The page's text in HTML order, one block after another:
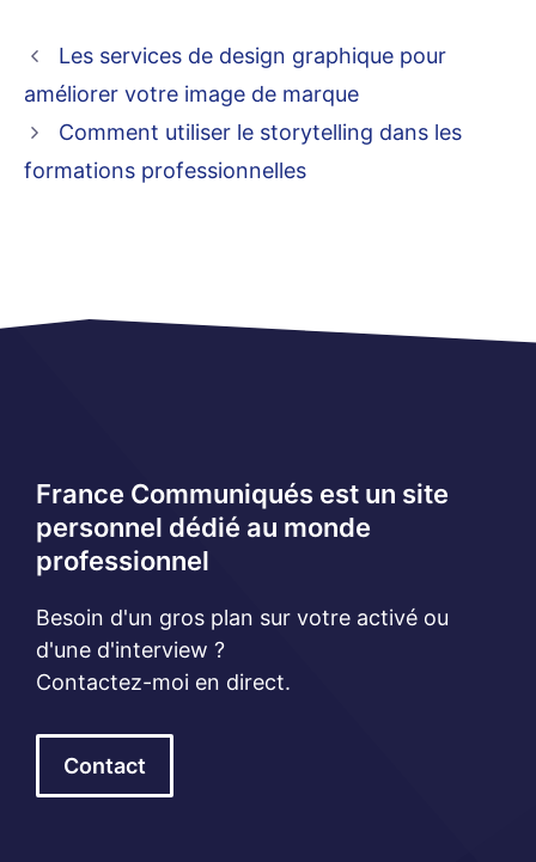
Les services de design graphique pour
améliorer votre image de marque
Comment utiliser le storytelling dans les
formations professionnelles
France Communiqués est un site
personnel dédié au monde
professionnel
Besoin d'un gros plan sur votre activé ou
d'une d'interview ?
Contactez-moi en direct.
Contact